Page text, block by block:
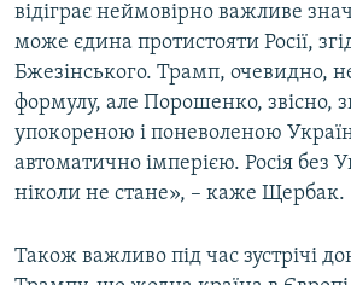
відіграє неймовірно важливе
може єдина протистояти Росії,
Бжезінського. Трамп, очевидно,
формулу, але Порошенко, звісно,
упокореною і поневоленою
автоматично імперією. Росія без
ніколи не стане», – каже Щербак.
Також важливо під час зустрічі